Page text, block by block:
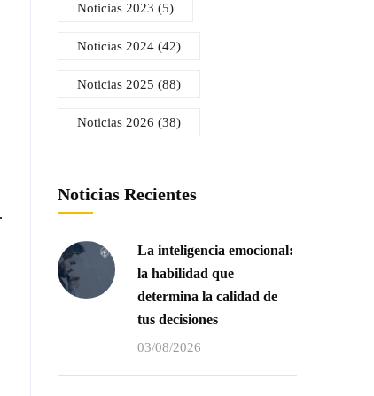
Noticias 2023 (5)
Noticias 2024 (42)
Noticias 2025 (88)
Noticias 2026 (38)
Noticias Recientes
La inteligencia emocional:
la habilidad que
determina la calidad de
tus decisiones
03/08/2026